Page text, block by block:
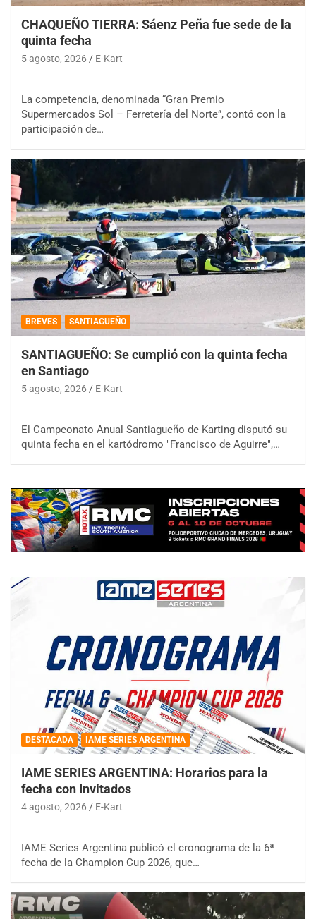
CHAQUEÑO TIERRA: Sáenz Peña fue sede de la
quinta fecha
5 agosto, 2026 E-Kart
La competencia, denominada “Gran Premio
Supermercados Sol – Ferretería del Norte”, contó con la
participación de…
BREVES SANTIAGUEÑO
SANTIAGUEÑO: Se cumplió con la quinta fecha
en Santiago
5 agosto, 2026 E-Kart
El Campeonato Anual Santiagueño de Karting disputó su
quinta fecha en el kartódromo "Francisco de Aguirre",…
DESTACADA IAME SERIES ARGENTINA
IAME SERIES ARGENTINA: Horarios para la
fecha con Invitados
4 agosto, 2026 E-Kart
IAME Series Argentina publicó el cronograma de la 6ª
fecha de la Champion Cup 2026, que…